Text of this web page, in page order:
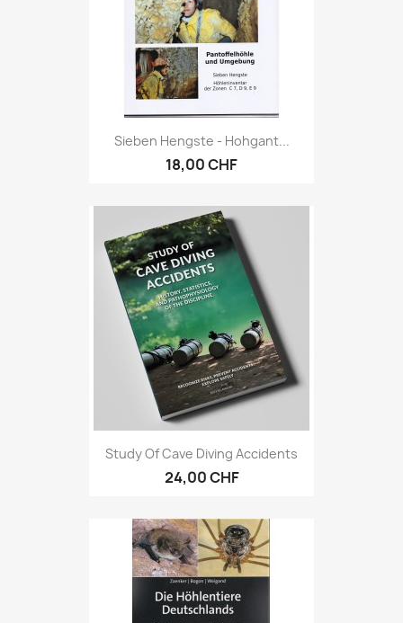
Sieben Hengste - Hohgant...
18,00 CHF
Study Of Cave Diving Accidents
24,00 CHF